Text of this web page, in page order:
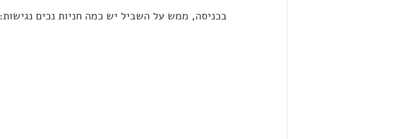
בכניסה, ממש על השביל יש כמה חניות נכים נגישות: